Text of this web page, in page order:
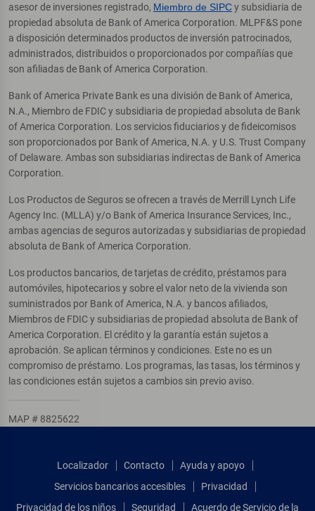
asesor de inversiones registrado, Miembro de SIPCy subsidiaria de
propiedad absoluta de Bank of America Corporation. MLPF&S pone
a disposición determinados productos de inversión patrocinados,
administrados, distribuidos o proporcionados por compañías que
son afiliadas de Bank of America Corporation.
Bank of America Private Bank es una división de Bank of America,
N.A., Miembro de FDIC y subsidiaria de propiedad absoluta de Bank
of America Corporation. Los servicios fiduciarios y de fideicomisos
son proporcionados por Bank of America, N.A. y U.S. Trust Company
of Delaware. Ambas son subsidiarias indirectas de Bank of America
Corporation.
Los Productos de Seguros se ofrecen a través de Merrill Lynch Life
Agency Inc. (MLLA) y/o Bank of America Insurance Services, Inc.,
ambas agencias de seguros autorizadas y subsidiarias de propiedad
absoluta de Bank of America Corporation.
Los productos bancarios, de tarjetas de crédito, préstamos para
automóviles, hipotecarios y sobre el valor neto de la vivienda son
suministrados por Bank of America, N.A. y bancos afiliados,
Miembros de FDIC y subsidiarias de propiedad absoluta de Bank of
America Corporation. El crédito y la garantía están sujetos a
aprobación. Se aplican términos y condiciones. Este no es un
compromiso de préstamo. Los programas, las tasas, los términos y
las condiciones están sujetos a cambios sin previo aviso.
MAP # 8825622
Localizador Contacto
Ayuda y apoyo
Servicios bancarios accesibles
Privacidad
Privacidad de los niños
Seguridad Acuerdo de Servicio de la